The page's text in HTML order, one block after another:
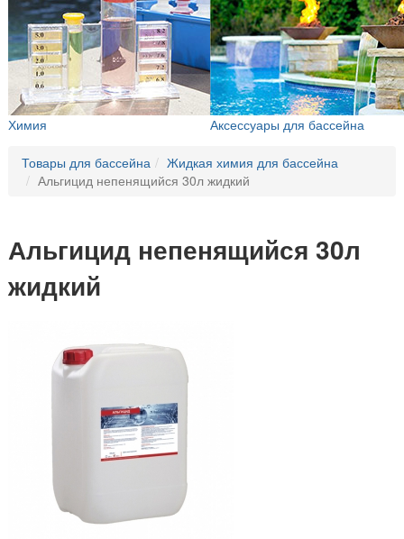
Химия Аксессуары для бассейна
Товары для бассейна
Жидкая химия для бассейна
Альгицид непенящийся 30л жидкий
Альгицид непенящийся 30л
жидкий